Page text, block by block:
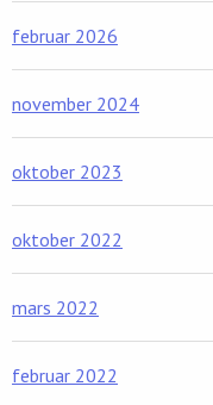
februar 2026
november 2024
oktober 2023
oktober 2022
mars 2022
februar 2022